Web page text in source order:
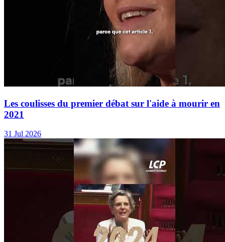
Les coulisses du premier débat sur l'aide à mourir en
2021
31 Jul 2026